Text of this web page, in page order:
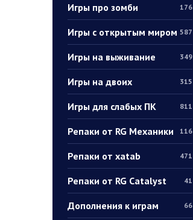
Игры про зомби 176
Игры с открытым миром 587
Игры на выживание 349
Игры на двоих 315
Игры для слабых ПК 811
Репаки от RG Механики 116
Репаки от xatab 471
Репаки от RG Catalyst 41
Дополнения к играм 66